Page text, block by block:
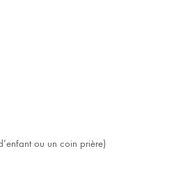
ou un coin prière)